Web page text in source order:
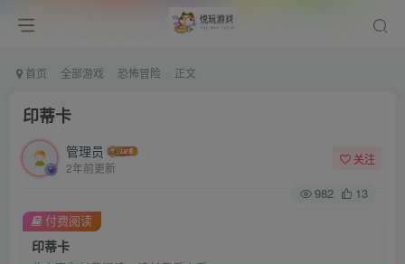
首页 全部游戏 恐怖冒险 正文
印蒂卡
管理员
2年前更新
关注
982 13
印蒂卡
付费阅读